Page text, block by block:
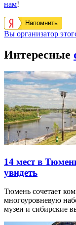
нам!
Напомнить
Вы организатор
Интересные
14 мест в
увидеть
Тюмень сочетает
многоуровневую
музеи и сибирские